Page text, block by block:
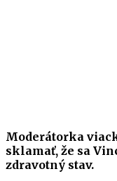
Moderátorka
sklamať, že sa
zdravotný stav.